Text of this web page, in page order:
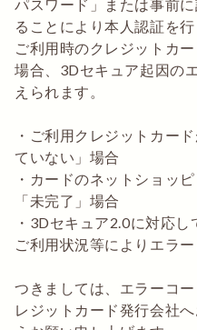
パスワード」または事前
ることにより本人認証を
ご利用時のクレジットカ
場合、3Dセキュア起因の
えられます。
・ご利用クレジットカー
ていない」場合
・カードのネットショッ
「未完了」場合
・3Dセキュア2.0に対応
ご利用状況等によりエラ
つきましては、エラーコ
レジットカード発行会社